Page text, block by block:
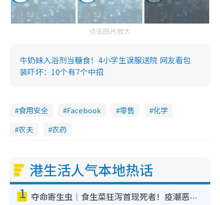
点击图片放大
牛奶妹入浴剂当糖食！4小学生误服送院 网友看包
装吓坏：10个有7个中招
食用安全 Facebook 零售
化学
农夫
农药
港生活人气本地热话
1 夺命寄生虫｜食生菜狂泻首现死者！疫潮恶化录1.8万宗病例 揭洗菜3大谬误